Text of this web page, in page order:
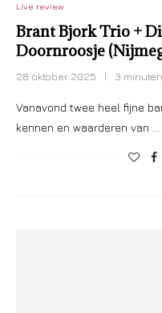
Live review
Brant Bjork Trio +
Doornroosje
28 oktober 2025 3
Vanavond twee heel fijne
kennen en waarderen van …